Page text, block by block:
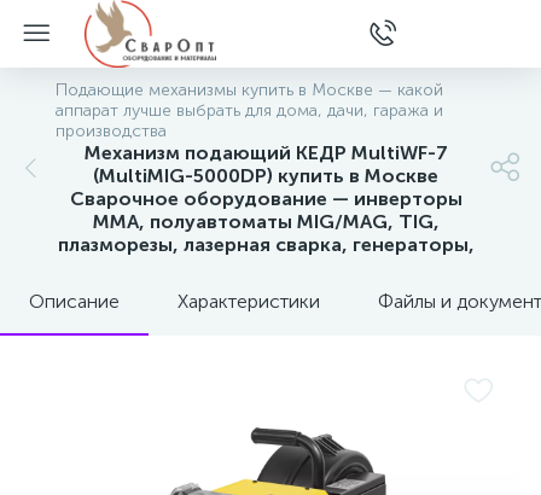
Подающие механизмы купить в Москве — какой
аппарат лучше выбрать для дома, дачи, гаража и
производства
Механизм подающий КЕДР MultiWF-7
(MultiMIG-5000DP) купить в Москве
Сварочное оборудование — инверторы
MMA, полуавтоматы MIG/MAG, TIG,
плазморезы, лазерная сварка, генераторы,
Описание Характеристики Файлы и